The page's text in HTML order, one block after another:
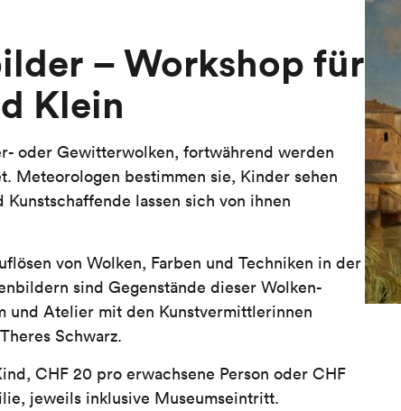
– Workshop für
Klein
oder Gewitterwolken, fortwährend werden
Meteorologen bestimmen sie, Kinder sehen
Kunstschaffende lassen sich von ihnen
von Wolken, Farben und Techniken in der
sind Gegenstände dieser Wolken-
und Atelier mit den Kunstvermittlerinnen
Schwarz.
CHF 20 pro erwachsene Person oder CHF
jeweils inklusive Museumseintritt.